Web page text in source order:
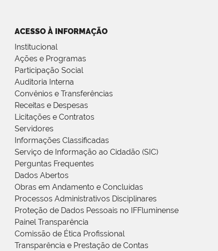
ACESSO À INFORMAÇÃO
Institucional
Ações e Programas
Participação Social
Auditoria Interna
Convênios e Transferências
Receitas e Despesas
Licitações e Contratos
Servidores
Informações Classificadas
Serviço de Informação ao Cidadão (SIC)
Perguntas Frequentes
Dados Abertos
Obras em Andamento e Concluídas
Processos Administrativos Disciplinares
Proteção de Dados Pessoais no IFFluminense
Painel Transparência
Comissão de Ética Profissional
Transparência e Prestação de Contas